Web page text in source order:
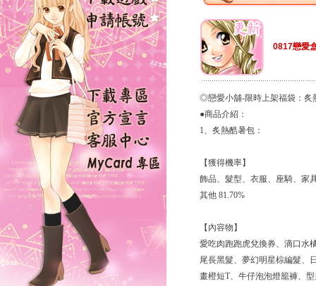
0817戀愛
◎戀愛小舖-限時上架福袋：炙
●商品介紹：
1、炙熱酷暑包：
【獲得機率】
飾品、髮型、衣服、座騎、家
其他 81.70%
【內容物】
愛吃肉跑跑虎兌換券、滴口水
尾長黑髮、夢幻明星棕編髮、
畫橙短T、牛仔泡泡燈籠褲、